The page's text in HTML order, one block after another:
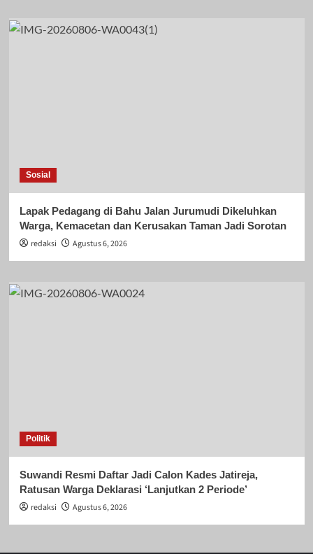
Sosial
Lapak Pedagang di Bahu Jalan Jurumudi Dikeluhkan
Warga, Kemacetan dan Kerusakan Taman Jadi Sorotan
redaksi
Agustus 6, 2026
Politik
Suwandi Resmi Daftar Jadi Calon Kades Jatireja,
Ratusan Warga Deklarasi ‘Lanjutkan 2 Periode’
redaksi
Agustus 6, 2026